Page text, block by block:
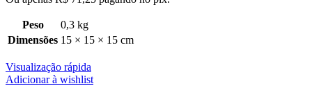
Peso
0,3 kg
Dimensões 15 × 15 × 15 cm
Visualização rápida
Adicionar à wishlist